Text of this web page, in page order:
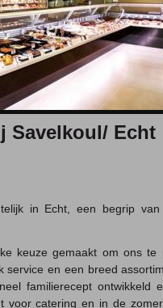
Savelkoul/ Echt
in Echt, een begrip
keuze gemaakt om ons te
service en een breed
familierecept ontwikkeld
voor catering en in de